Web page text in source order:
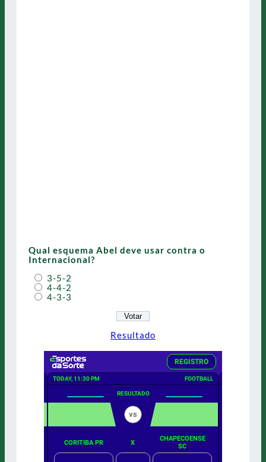
Qual esquema Abel deve usar contra o
Internacional?
3-5-2
4-4-2
4-3-3
Resultado